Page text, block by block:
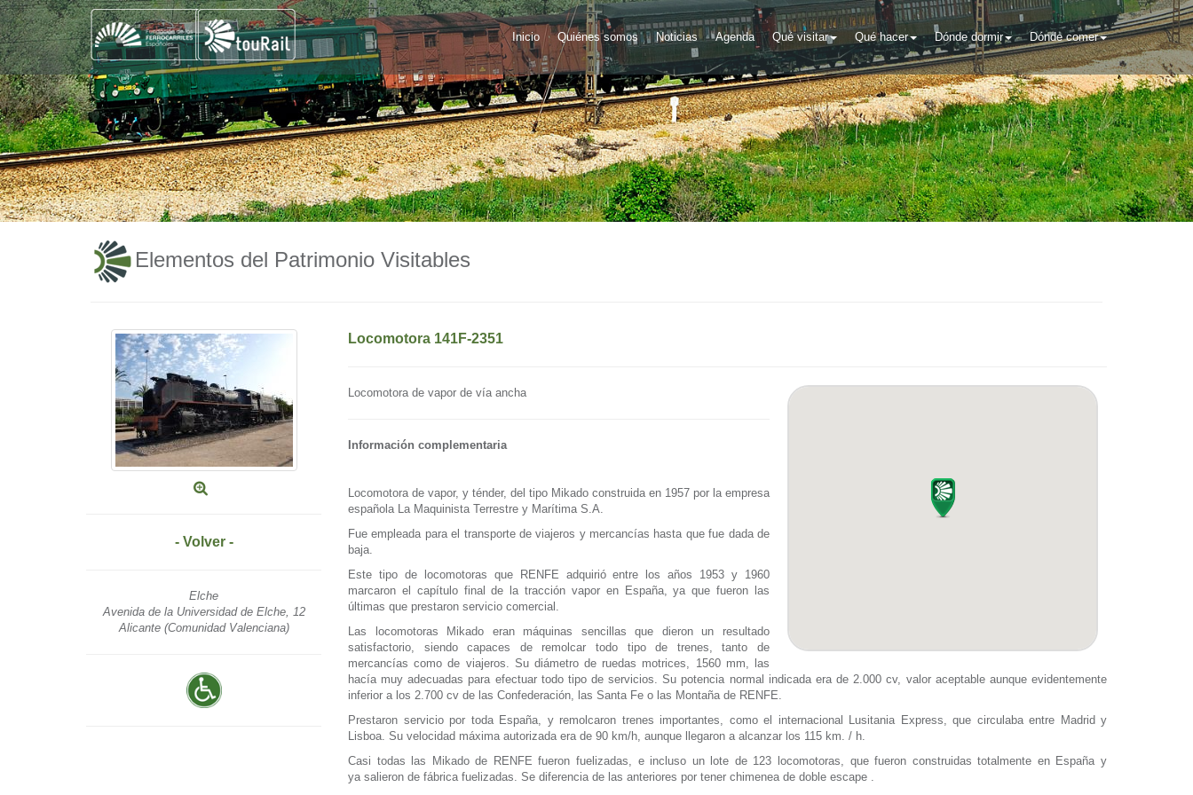
Inicio Quiénes somos Noticias Agenda Qué visitar Qué hacer Dónde dormir Dónde comer
Elementos del Patrimonio Visitables
- Volver -
Elche
Avenida de la Universidad de Elche, 12
Alicante (Comunidad Valenciana)
Locomotora 141F-2351
Locomotora de vapor de vía ancha
Información complementaria
Locomotora de vapor, y ténder, del tipo Mikado construida en 1957 por la empresa
española La Maquinista Terrestre y Marítima S.A.
Fue empleada para el transporte de viajeros y mercancías hasta que fue dada de
baja.
Este tipo de locomotoras que RENFE adquirió entre los años 1953 y 1960
marcaron el capítulo final de la tracción vapor en España, ya que fueron las
últimas que prestaron servicio comercial.
Las locomotoras Mikado eran máquinas sencillas que dieron un resultado
satisfactorio, siendo capaces de remolcar todo tipo de trenes, tanto de
mercancías como de viajeros. Su diámetro de ruedas motrices, 1560 mm, las
hacía muy adecuadas para efectuar todo tipo de servicios. Su potencia normal indicada era de 2.000 cv, valor aceptable aunque evidentemente
inferior a los 2.700 cv de las Confederación, las Santa Fe o las Montaña de RENFE.
Prestaron servicio por toda España, y remolcaron trenes importantes, como el internacional Lusitania Express, que circulaba entre Madrid y
Lisboa. Su velocidad máxima autorizada era de 90 km/h, aunque llegaron a alcanzar los 115 km. / h.
Casi todas las Mikado de RENFE fueron fuelizadas, e incluso un lote de 123 locomotoras, que fueron construidas totalmente en España y
ya salieron de fábrica fuelizadas. Se diferencia de las anteriores por tener chimenea de doble escape .